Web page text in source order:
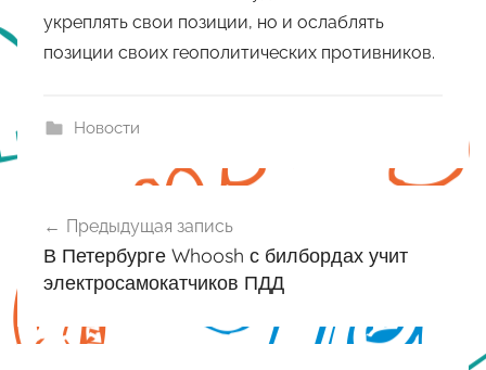
укреплять свои позиции, но и ослаблять
позиции своих геополитических противников.
Новости
по
записям
Предыдущая запись
В Петербурге Whoosh с билбордах учит
электросамокатчиков ПДД